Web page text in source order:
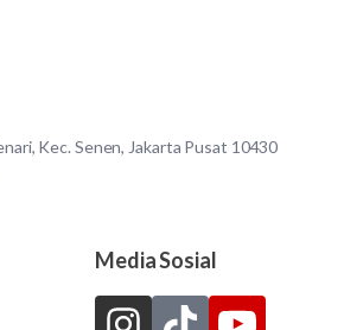
Kec. Senen, Jakarta Pusat 10430
Media Sosial